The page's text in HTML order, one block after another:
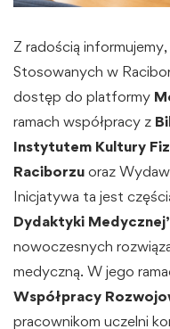
Z radością
Stosowanych w
dostęp do platformy
ramach współpracy z
Instytutem Kultury
Raciborzu oraz
Inicjatywa ta jest
Dydaktyki
nowoczesnych
medyczną. W jego
Współpracy
pracownikom uczelni